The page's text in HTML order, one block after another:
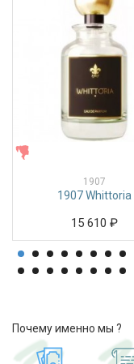
1907
1907 Whittoria
15 610 ₽
Почему именно мы ?